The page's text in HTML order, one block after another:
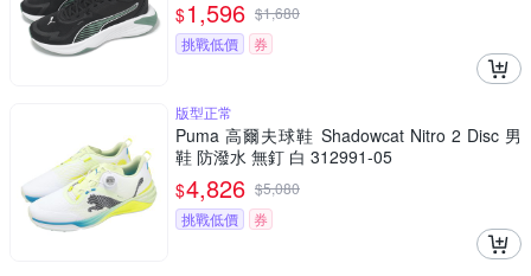
$1,596 $1,680
挑戰低價
券
版型正常
Puma 高爾夫球鞋 Shadowcat Nitro 2 Disc 男
鞋 防潑水 無釘 白 312991-05
$4,826 $5,080
挑戰低價
券